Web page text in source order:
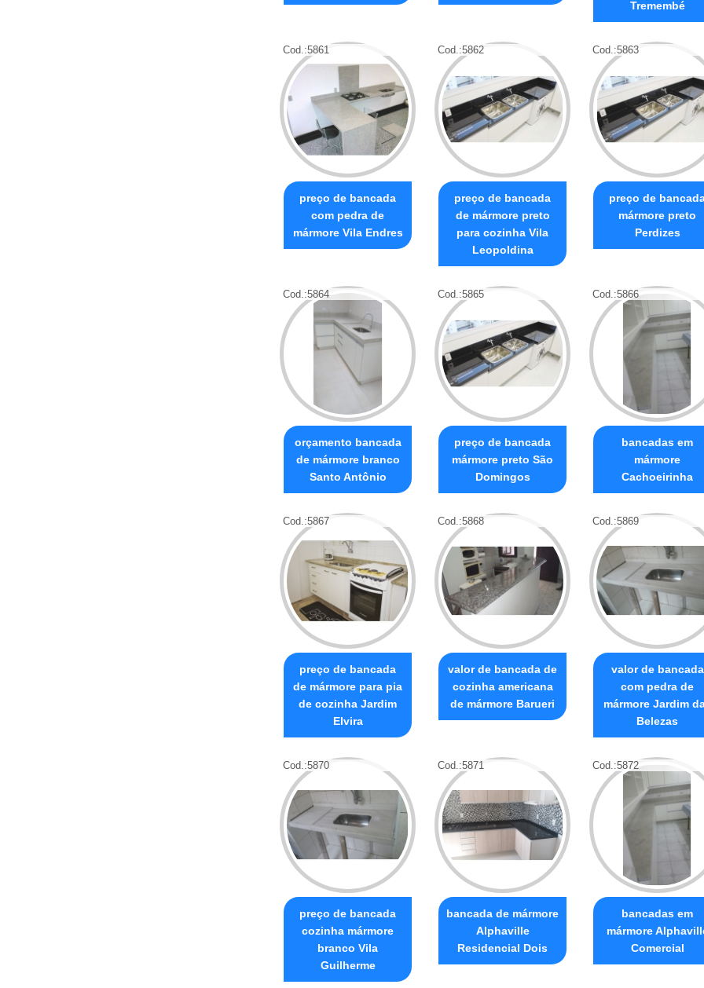
Tremembé
Cod.:5861
preço de bancada
com pedra de
mármore Vila Endres
Cod.:5862
preço de bancada
de mármore preto
para cozinha Vila
Leopoldina
Cod.:5863
preço de
mármore preto
Perdizes
Cod.:5864
orçamento bancada
de mármore branco
Santo Antônio
Cod.:5865
preço de bancada
mármore preto São
Domingos
Cod.:5866
bancadas em
mármore
Cachoeirinha
Cod.:5867
preço de bancada
de mármore para pia
de cozinha Jardim
Elvira
Cod.:5868
valor de bancada de
cozinha americana
de mármore Barueri
Cod.:5869
valor de bancada
com pedra de
mármore Jardim
Belezas
Cod.:5870
preço de bancada
cozinha mármore
branco Vila
Guilherme
Cod.:5871
bancada de mármore
Alphaville
Residencial Dois
Cod.:5872
bancadas em
mármore
Comercial